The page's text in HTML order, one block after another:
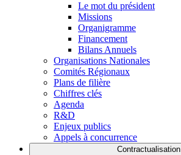
Le mot du président
Missions
Organigramme
Financement
Bilans Annuels
Organisations Nationales
Comités Régionaux
Plans de filière
Chiffres clés
Agenda
R&D
Enjeux publics
Appels à concurrence
Contractualisation